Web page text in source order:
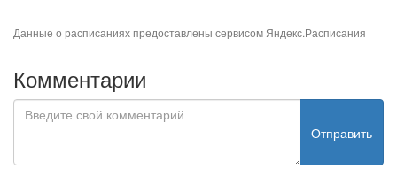
Данные о расписаниях предоставлены сервисом Яндекс.Расписания
Комментарии
Отправить